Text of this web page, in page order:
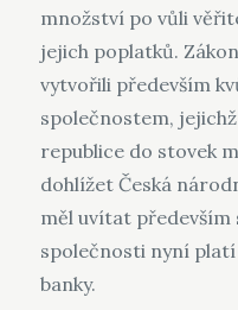
množství po vůli
jejich poplatků.
vytvořili především
společnostem,
republice do stovek
dohlížet Česká
měl uvítat
společnosti nyní
banky.